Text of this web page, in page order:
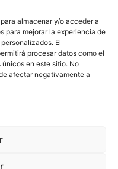
almacenar y/o acceder a
para mejorar la experiencia de
El
procesar datos como el
en este sitio. No
afectar negativamente a